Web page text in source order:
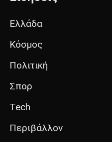
Ελλάδα
Κόσμος
Πολιτική
Σπορ
Tech
Περιβάλλον